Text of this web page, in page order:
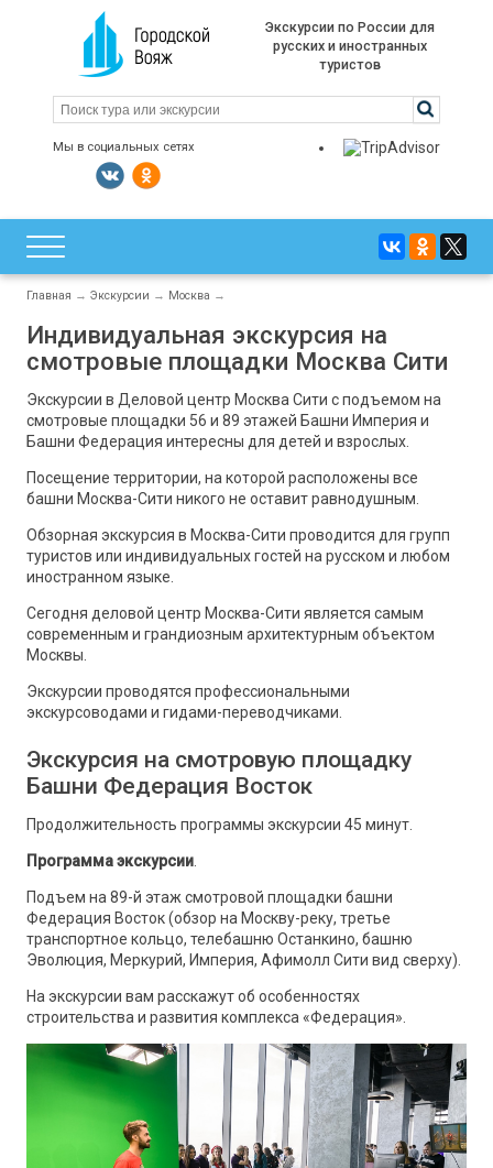
Экскурсии по России для
русских и иностранных
туристов
Мы в социальных сетях
Главная → Экскурсии → Москва →
Индивидуальная экскурсия на
смотровые площадки Москва Сити
Экскурсии в Деловой центр Москва Сити с подъемом на
смотровые площадки 56 и 89 этажей Башни Империя и
Башни Федерация интересны для детей и взрослых.
Посещение территории, на которой расположены все
башни Москва-Сити никого не оставит равнодушным.
Обзорная экскурсия в Москва-Сити проводится для групп
туристов или индивидуальных гостей на русском и любом
иностранном языке.
Сегодня деловой центр Москва-Сити является самым
современным и грандиозным архитектурным объектом
Москвы.
Экскурсии проводятся профессиональными
экскурсоводами и гидами-переводчиками.
Экскурсия на смотровую площадку
Башни Федерация Восток
Продолжительность программы экскурсии 45 минут.
Программа экскурсии.
Подъем на 89-й этаж смотровой площадки башни
Федерация Восток (обзор на Москву-реку, третье
транспортное кольцо, телебашню Останкино, башню
Эволюция, Меркурий, Империя, Афимолл Сити вид сверху).
На экскурсии вам расскажут об особенностях
строительства и развития комплекса «Федерация».